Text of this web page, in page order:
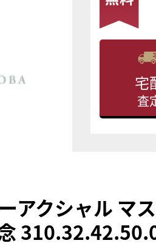
宅
査
アクシャル マ